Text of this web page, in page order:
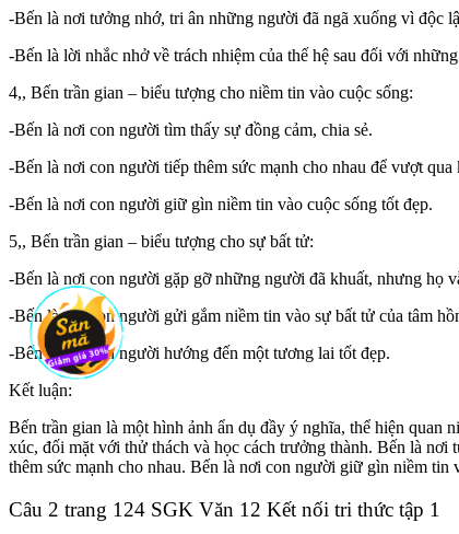
-Bến là nơi tưởng nhớ, tri ân những người đã ngã xuống vì độc
-Bến là lời nhắc nhở về trách nhiệm của thế hệ sau đối với
4,, Bến trần gian – biểu tượng cho niềm tin vào cuộc sống:
-Bến là nơi con người tìm thấy sự đồng cảm, chia sẻ.
-Bến là nơi con người tiếp thêm sức mạnh cho nhau để vượt qua
-Bến là nơi con người giữ gìn niềm tin vào cuộc sống tốt đẹp.
5,, Bến trần gian – biểu tượng cho sự bất tử:
-Bến là nơi con người gặp gỡ những người đã khuất, nhưng họ
-Bến là nơi con người gửi gắm niềm tin vào sự bất tử của tâm
-Bến là nơi con người hướng đến một tương lai tốt đẹp.
Kết luận:
Bến trần gian là một hình ảnh ẩn dụ đầy ý nghĩa, thể hiện quan
xúc, đối mặt với thử thách và học cách trưởng thành. Bến là nơi
thêm sức mạnh cho nhau. Bến là nơi con người giữ gìn niềm
Câu 2 trang 124 SGK Văn 12 Kết nối tri thức tập 1